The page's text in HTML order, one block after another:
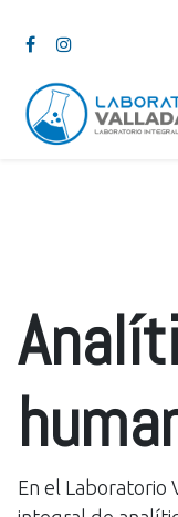
En el Laboratorio